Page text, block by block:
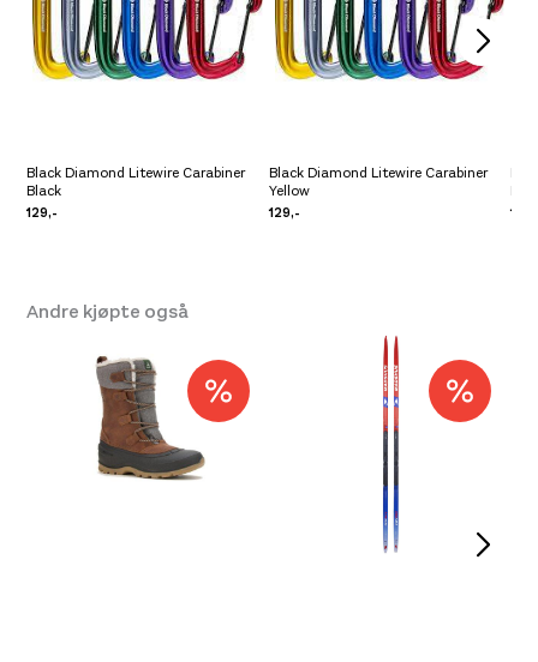
Vekt: 58g
Black Diamond Litewire Carabiner
Black
129,-
Black Diamond Litewire Carabiner
Yellow
129,-
Red
Andre kjøpte også